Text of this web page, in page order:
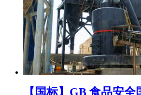
【国标】GB 食品安